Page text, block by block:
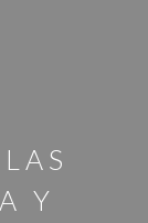
Y